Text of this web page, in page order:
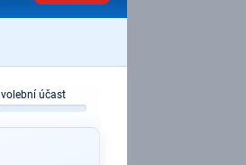
volební účast